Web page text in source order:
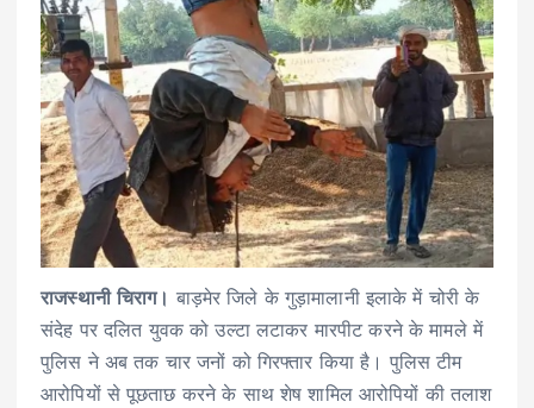
राजस्थानी चिराग।
बाड़मेर जिले के गुड़ामालानी इलाके में चोरी के
संदेह पर दलित युवक को उल्टा लटाकर मारपीट करने के मामले में
पुलिस ने अब तक चार जनों को गिरफ्तार किया है। पुलिस टीम
आरोपियों से पूछताछ करने के साथ शेष शामिल आरोपियों की तलाश